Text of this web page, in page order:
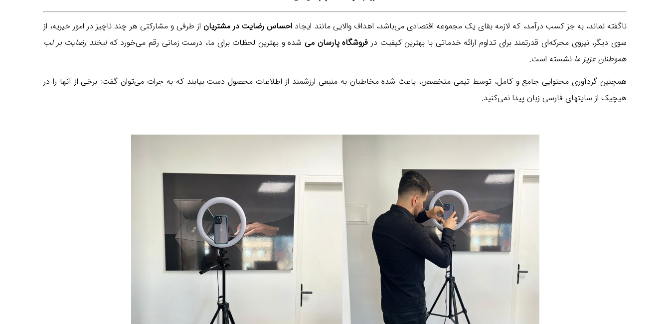
ناگفته نماند، به جز کسب درآمد، که لازمه بقای یک مجموعه اقتصادی می‌باشد، اهداف والایی مانند ایجاد احساس رضایت در مشتریاناز طرفی و مشارکتی هر چند ناچیز در امور خیریه، از
سوی دیگر، نیروی محرکه‌ای قدرتمند برای تداوم ارائه خدماتی با بهترین کیفیت در فروشگاه پارسان می شده و بهترین لحظات برای ما، درست زمانی رقم می‌خورد کهلبخند رضایت بر لب
هموطنان عزیز ما نشسته است.
همچنین گردآوری محتوایی جامع و کامل، توسط تیمی متخصص، باعث شده مخاطبان به منبعی ارزشمند از اطلاعات محصول دست بیابند که به جرات می‌توان گفت: برخی از آنها را در
هیچیک از سایتهای فارسی زبان پیدا نمی‌کنید.